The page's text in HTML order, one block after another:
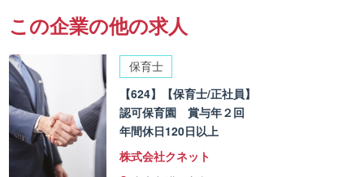
この企業の他の求人
保育士
【624】【保育士/正社員】
認可保育園 賞与年２回
年間休日120日以上
株式会社クネット